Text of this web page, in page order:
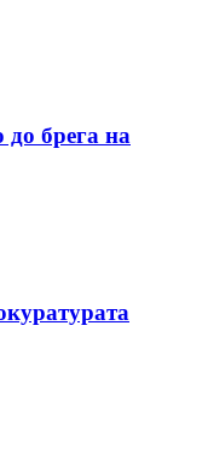
до брега на